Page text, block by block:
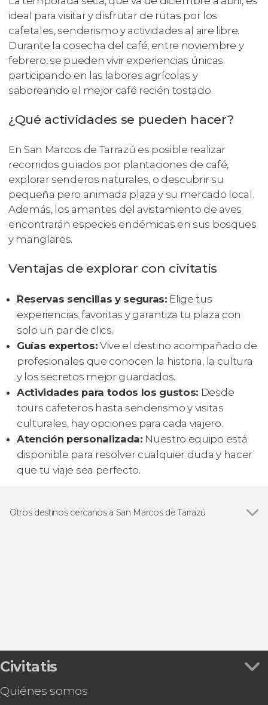
ideal para visitar y disfrutar de rutas por los
cafetales, senderismo y actividades al aire libre.
Durante la cosecha del café, entre noviembre y
febrero, se pueden vivir experiencias únicas
participando en las labores agrícolas y
saboreando el mejor café recién tostado.
¿Qué actividades se pueden hacer?
En San Marcos de Tarrazú es posible realizar
recorridos guiados por plantaciones de café,
explorar senderos naturales, o descubrir su
pequeña pero animada plaza y su mercado local.
Además, los amantes del avistamiento de aves
encontrarán especies endémicas en sus bosques
y manglares.
Ventajas de explorar con civitatis
Reservas sencillas y seguras: Elige tus
experiencias favoritas y garantiza tu plaza con
solo un par de clics.
Guías expertos: Vive el destino acompañado de
profesionales que conocen la historia, la cultura
y los secretos mejor guardados.
Actividades para todos los gustos: Desde
tours cafeteros hasta senderismo y visitas
culturales, hay opciones para cada viajero.
Atención personalizada: Nuestro equipo está
disponible para resolver cualquier duda y hacer
que tu viaje sea perfecto.
Otros destinos cercanos a San Marcos de Tarrazú
Civitatis
Quiénes somos